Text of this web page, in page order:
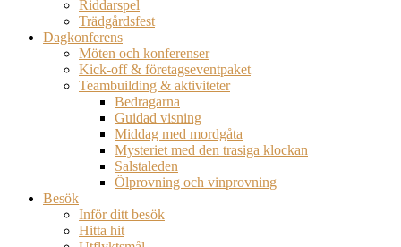
Riddarspel
Trädgårdsfest
Dagkonferens
Möten och konferenser
Kick-off & företagseventpaket
Teambuilding & aktiviteter
Bedragarna
Guidad visning
Middag med mordgåta
Mysteriet med den trasiga klockan
Salstaleden
Ölprovning och vinprovning
Besök
Inför ditt besök
Hitta hit